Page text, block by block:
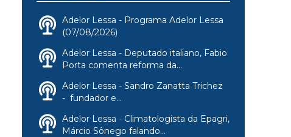
Adelor Lessa - Programa Adelor Lessa
(07/08/2026)
Adelor Lessa - Deputado italiano, Fabio
Porta comenta reforma da...
Adelor Lessa - Sandro Zanatta Trichez
- fundador e...
Adelor Lessa - Climatologista da Epagri,
Márcio Sônego falando...